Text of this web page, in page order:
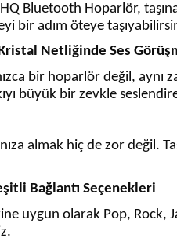
Bluetooth Hoparlör,
bir adım öteye
Netliğinde Ses
bir hoparlör değil, aynı
büyük bir zevkle
almak hiç de zor değil.
Bağlantı Seçenekleri
uygun olarak Pop, Rock,